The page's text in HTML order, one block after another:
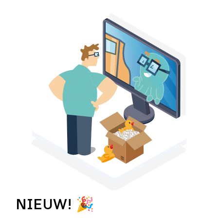
NIEUW! 🎉